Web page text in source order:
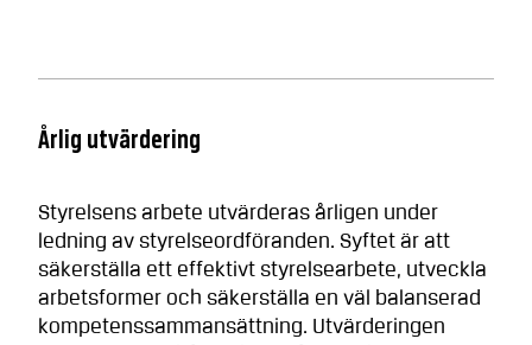
Årlig utvärdering
Styrelsens arbete utvärderas årligen under
ledning av styrelseordföranden. Syftet är att
säkerställa ett effektivt styrelsearbete, utveckla
arbetsformer och säkerställa en väl balanserad
kompetenssammansättning. Utvärderingen